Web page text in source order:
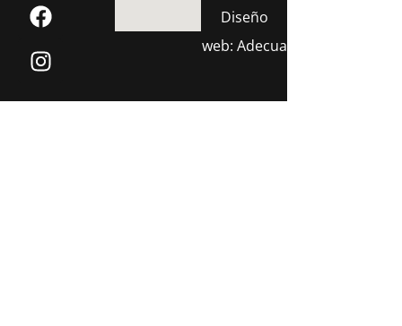
Diseño
web: Adecua